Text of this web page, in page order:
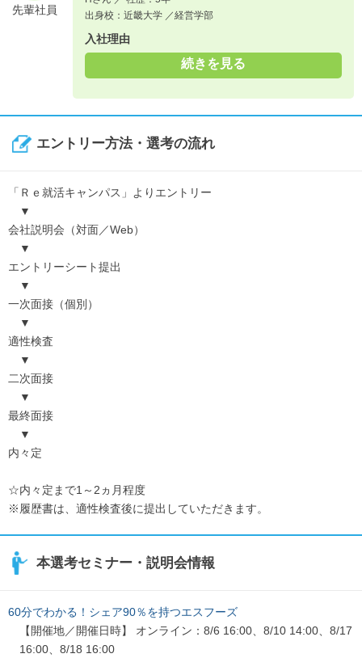
先輩社員
出身校：近畿大学 ／経営学部
入社理由
続きを見る
エントリー方法・選考の流れ
「Ｒｅ就活キャンパス」よりエントリー
▼
会社説明会（対面／Web）
▼
エントリーシート提出
▼
一次面接（個別）
▼
適性検査
▼
二次面接
▼
最終面接
▼
内々定
☆内々定まで1～2ヵ月程度
※履歴書は、適性検査後に提出していただきます。
本選考セミナー・説明会情報
60分でわかる！シェア90％を持つエスフーズ
【開催地／開催日時】 オンライン：8/6 16:00、8/10 14:00、8/17
16:00、8/18 16:00